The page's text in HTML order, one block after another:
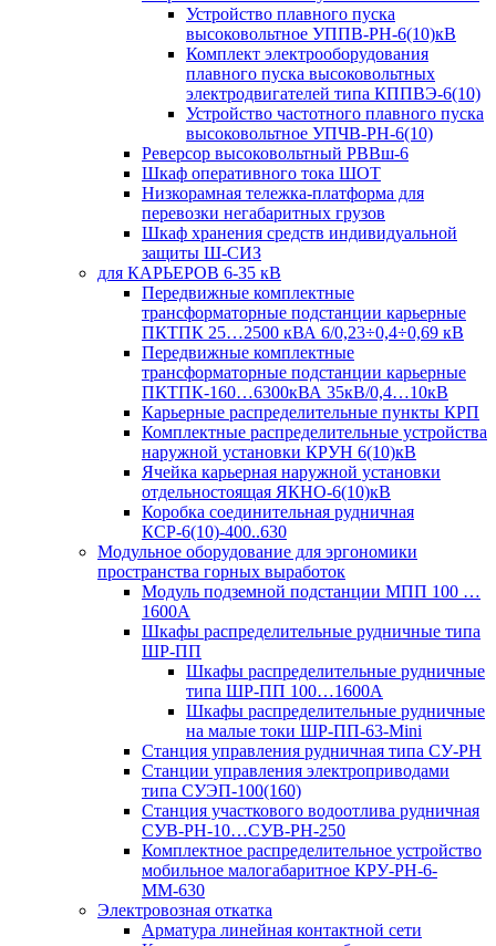
Устройство плавного пуска
высоковольтное УППВ-РН-6(10)кВ
Комплект электрооборудования
плавного пуска высоковольтных
электродвигателей типа КППВЭ-6(10)
Устройство частотного плавного пуска
высоковольтное УПЧВ-РН-6(10)
Реверсор высоковольтный РВВш-6
Шкаф оперативного тока ШОТ
Низкорамная тележка-платформа для
перевозки негабаритных грузов
Шкаф хранения средств индивидуальной
защиты Ш-СИЗ
для КАРЬЕРОВ 6-35 кВ
Передвижные комплектные
трансформаторные подстанции карьерные
ПКТПК 25…2500 кВА 6/0,23÷0,4÷0,69 кВ
Передвижные комплектные
трансформаторные подстанции карьерные
ПКТПК-160…6300кВА 35кВ/0,4…10кВ
Карьерные распределительные пункты КРП
Комплектные распределительные устройства
наружной установки КРУН 6(10)кВ
Ячейка карьерная наружной установки
отдельностоящая ЯКНО-6(10)кВ
Коробка соединительная рудничная
КСР-6(10)-400..630
Модульное оборудование для эргономики
пространства горных выработок
Модуль подземной подстанции МПП 100 …
1600А
Шкафы распределительные рудничные типа
ШР-ПП
Шкафы распределительные рудничные
типа ШР-ПП 100…1600А
Шкафы распределительные рудничные
на малые токи ШР-ПП-63-Mini
Станция управления рудничная типа СУ-РН
Станции управления электроприводами
типа СУЭП-100(160)
Станция участкового водоотлива рудничная
СУВ-РН-10…СУВ-РН-250
Комплектное распределительное устройство
мобильное малогабаритное КРУ-РН-6-
ММ-630
Электровозная откатка
Арматура линейная контактной сети